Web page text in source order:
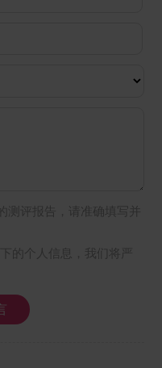
测评报告，请准确填写并
的个人信息，我们将严